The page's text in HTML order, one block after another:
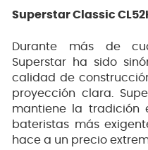
Superstar Classic
Durante más de
Superstar ha sido
calidad de
proyección clara.
mantiene la tradición
bateristas más
hace a un precio